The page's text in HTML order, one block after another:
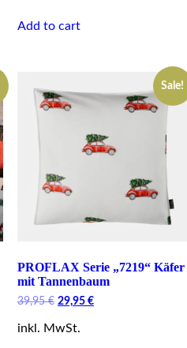
Add to cart
Sale!
PROFLAX Serie „7219“ Käfer
mit Tannenbaum
39,95€ Original
was:
29,95 €Current
inkl. MwSt.